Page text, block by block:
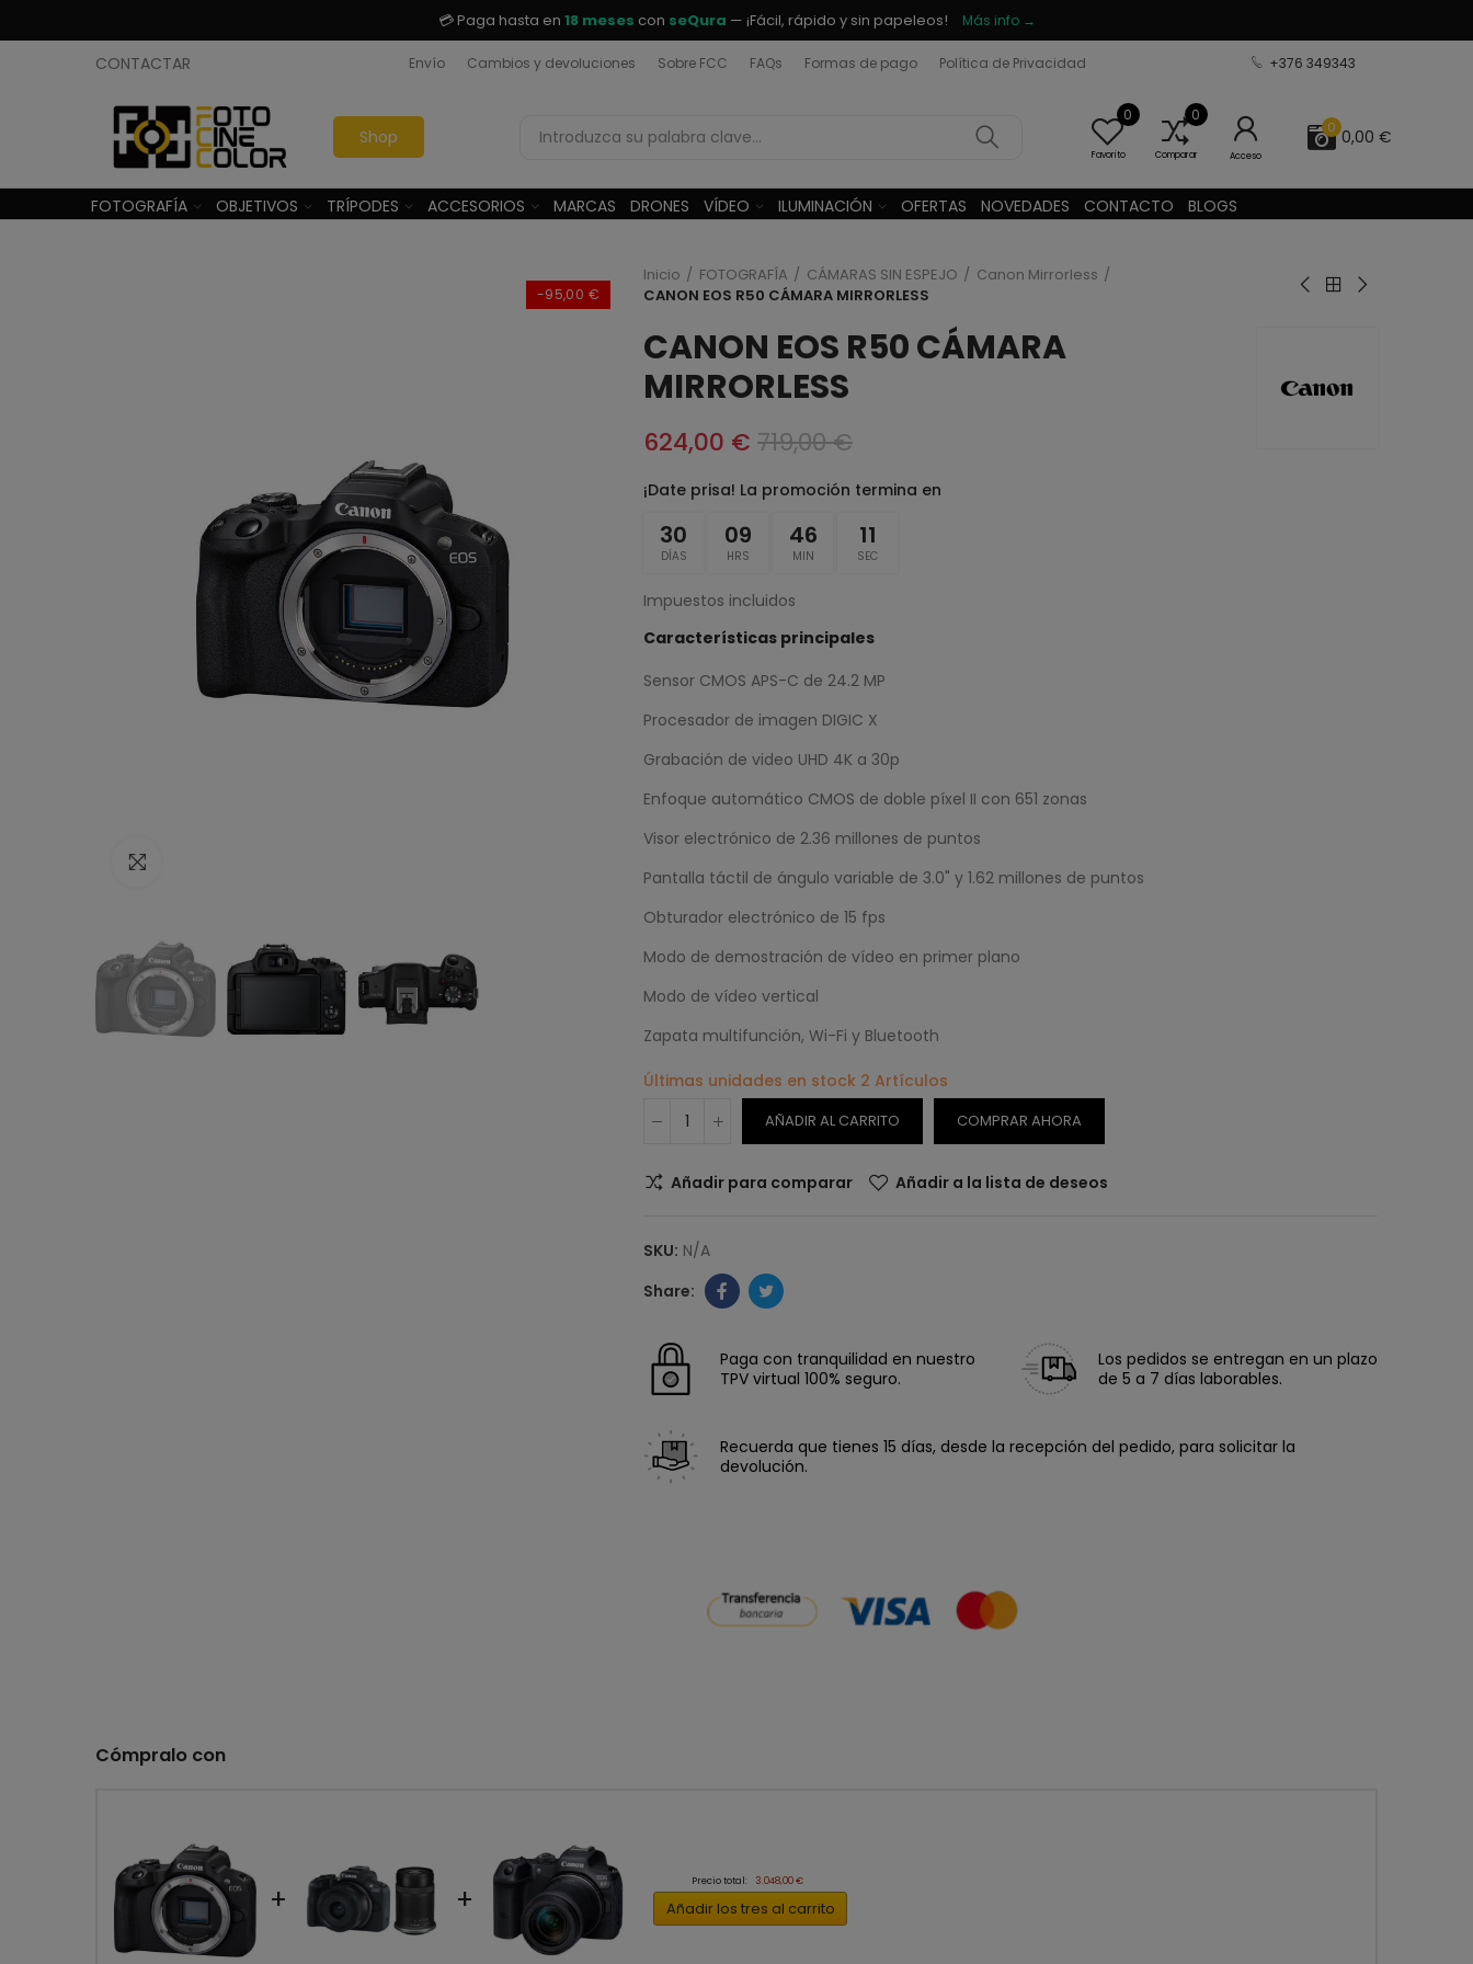
💳 Paga hasta en 18 meses con seQura — ¡Fácil, rápido y sin papeleos! Más info →
CONTACTAR Envío Cambios y devoluciones Sobre FCC FAQs Formas de pago Política de Privacidad +376 349343
Shop
0
Favorito
0
Comparar Acceso
0 0,00 €
FOTOGRAFÍA OBJETIVOS TRÍPODES ACCESORIOS MARCAS DRONES VÍDEO ILUMINACIÓN OFERTAS NOVEDADES CONTACTO BLOGS
-95,00 €
Inicio FOTOGRAFÍA CÁMARAS SIN ESPEJO
Canon Mirrorless
CANON EOS R50 CÁMARA MIRRORLESS
CANON EOS R50 CÁMARA
MIRRORLESS
624,00 € 719,00 €
¡Date prisa! La promoción termina en
30
DÍAS
09
HRS
46
MIN
10
SEC
Impuestos incluidos
Características principales
Sensor CMOS APS-C de 24.2 MP
Procesador de imagen DIGIC X
Grabación de video UHD 4K a 30p
Enfoque automático CMOS de doble píxel II con 651 zonas
Visor electrónico de 2.36 millones de puntos
Pantalla táctil de ángulo variable de 3.0" y 1.62 millones de puntos
Obturador electrónico de 15 fps
Modo de demostración de vídeo en primer plano
Modo de vídeo vertical
Zapata multifunción, Wi-Fi y Bluetooth
Últimas unidades en stock 2 Artículos
AÑADIR AL CARRITO COMPRAR AHORA
Añadir para comparar Añadir a la lista de deseos
SKU: N/A
Paga con tranquilidad en nuestro
TPV virtual 100% seguro.
Los pedidos se entregan en un plazo
de 5 a 7 días laborables.
Recuerda que tienes 15 días, desde la recepción del pedido, para solicitar la
devolución.
Cómpralo con
+ +
Precio total: 3.048,00 €
Añadir los tres al carrito